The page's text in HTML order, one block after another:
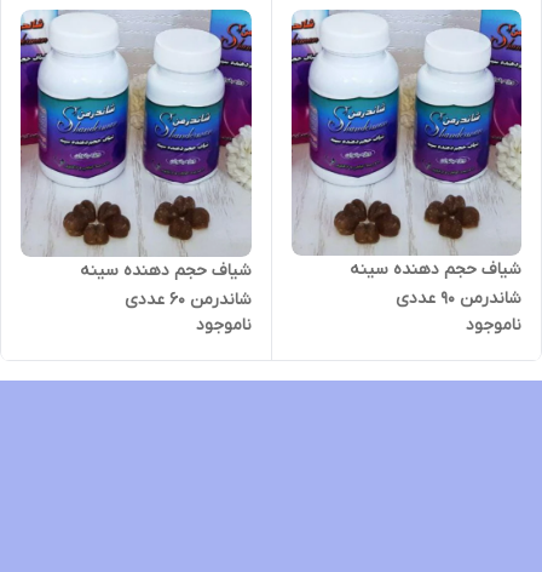
شیاف حجم دهنده سینه
شاندرمن 90 عددی
ناموجود
شیاف حجم دهنده سینه
شاندرمن ۶۰ عددی
ناموجود